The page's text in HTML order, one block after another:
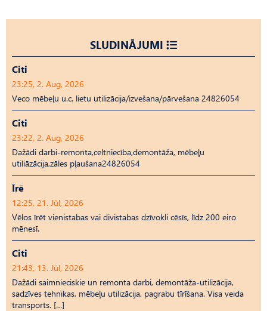
SLUDINĀJUMI
Citi
23:25, 2. Aug, 2026
Veco mēbeļu u.c. lietu utilizācija/izvešana/pārvešana 24826054
Citi
23:22, 2. Aug, 2026
Dažādi darbi-remonta,celtniecība,demontāža, mēbeļu
utiliāzācija,zāles pļaušana24826054
Īrē
12:25, 21. Jūl, 2026
Vēlos īrēt vienistabas vai divistabas dzīvokli cēsīs, līdz 200 eiro
mēnesī.
Citi
21:43, 13. Jūl, 2026
Dažādi saimnieciskie un remonta darbi, demontāža-utilizācija,
sadzīves tehnikas, mēbeļu utilizācija, pagrabu tīrīšana. Visa veida
transports. […]